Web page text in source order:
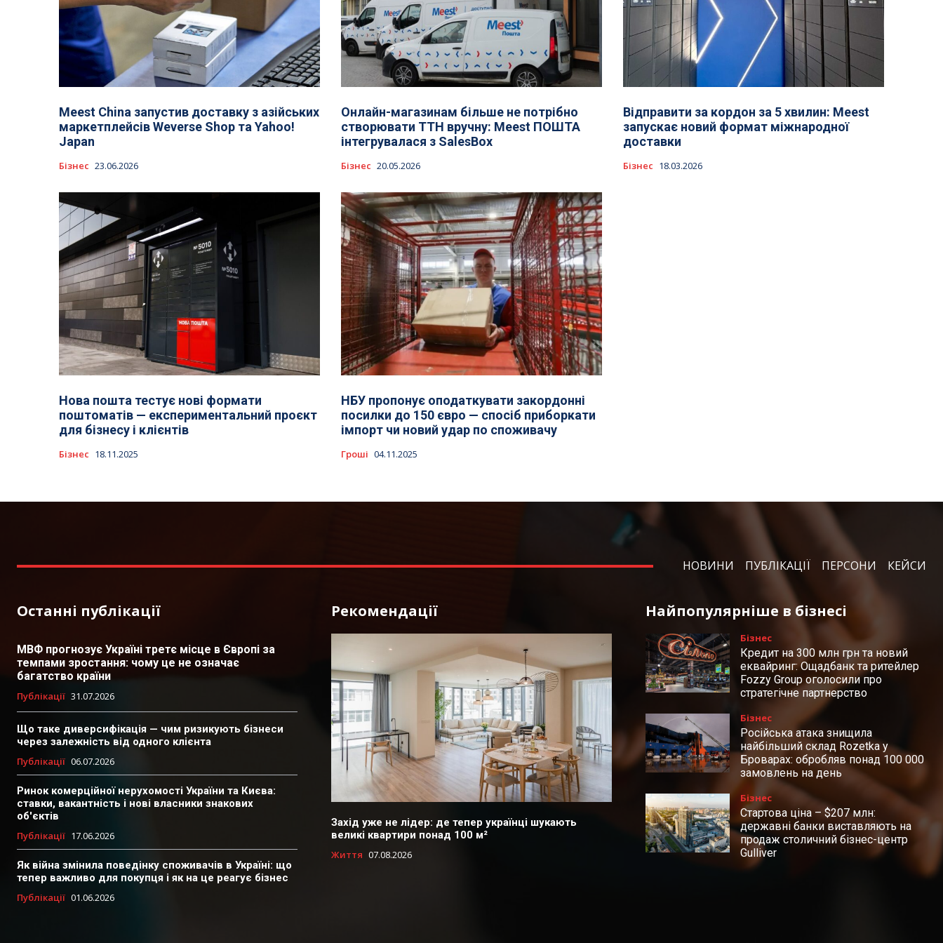
Meest China запустив доставку з азійських
маркетплейсів Weverse Shop та Yahoo!
Japan
Бізнес 23.06.2026
Онлайн-магазинам більше не потрібно
створювати ТТН вручну: Meest ПОШТА
інтегрувалася з SalesBox
Бізнес 20.05.2026
Відправити за кордон за 5 хвилин: Meest
запускає новий формат міжнародної
доставки
Бізнес 18.03.2026
Нова пошта тестує нові формати
поштоматів — експериментальний проєкт
для бізнесу і клієнтів
Бізнес 18.11.2025
НБУ пропонує оподаткувати закордонні
посилки до 150 євро — спосіб приборкати
імпорт чи новий удар по споживачу
Гроші 04.11.2025
НОВИНИ ПУБЛІКАЦІЇ ПЕРСОНИ КЕЙСИ
Останні публікації
МВФ прогнозує Україні третє місце в Європі за
темпами зростання: чому це не означає
багатство країни
Публікації 31.07.2026
Що таке диверсифікація — чим ризикують бізнеси
через залежність від одного клієнта
Публікації 06.07.2026
Ринок комерційної нерухомості України та Києва:
ставки, вакантність і нові власники знакових
об'єктів
Публікації 17.06.2026
Як війна змінила поведінку споживачів в Україні: що
тепер важливо для покупця і як на це реагує бізнес
Публікації 01.06.2026
Рекомендації
Захід уже не лідер: де тепер українці шукають
великі квартири понад 100 м²
Життя 07.08.2026
Найпопулярніше в бізнесі
Бізнес
Кредит на 300 млн грн та новий
еквайринг: Ощадбанк та ритейлер
Fozzy Group оголосили про
стратегічне партнерство
Бізнес
Російська атака знищила
найбільший склад Rozetka у
Броварах: обробляв понад 100 000
замовлень на день
Бізнес
Стартова ціна – $207 млн:
державні банки виставляють на
продаж столичний бізнес-центр
Gulliver